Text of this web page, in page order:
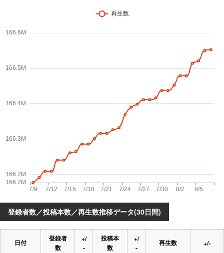
登録者数／投稿本数／再生数推移データ(30日間)
日付
登録者
数
+/
-
投稿本
数
+/
-
再生数 +/-